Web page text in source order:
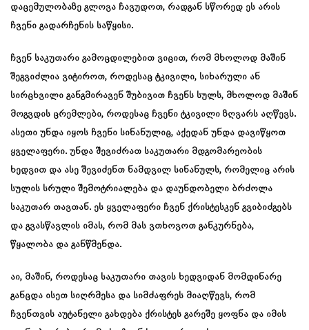
დაცემულობაზე გლოვა ჩავუდოთ, რადგან სწორედ ეს არის
ჩვენი გადარჩენის საწყისი.
ჩვენ საკუთარი გამოცდილებით ვიცით, რომ მხოლოდ მაშინ
შეგვიძლია ვიტიროთ, როდესაც ტკივილი, სიხარული ან
სირცხვილი განგმირავენ შუბივით ჩვენს სულს, მხოლოდ მაშინ
მოგვდის ცრემლები, როდესაც ჩვენი ტკივილი ზღვარს აღწევს.
ასეთი უნდა იყოს ჩვენი სინანულიც, აქედან უნდა დავიწყოთ
ყველაფერი. უნდა შევიძრათ საკუთარი მდგომარეობის
ხედვით და ასე შევიძენთ ნამდვილ სინანულს, რომელიც არის
სულის სრული შემოტრიალება და დაუნდობელი ბრძოლა
საკუთარ თავთან. ეს ყველაფერი ჩვენ ქრისტესკენ გვიბიძგებს
და გვასწავლის იმას, რომ მას ვთხოვოთ განკურნება,
წყალობა და განწმენდა.
აი, მაშინ, როდესაც საკუთარი თავის ხედვიდან მომდინარე
განცდა ისეთ სიღრმესა და სიმძაფრეს მიაღწევს, რომ
ჩვენთვის აუტანელი გახდება ქრისტეს გარეშე ყოფნა და იმის